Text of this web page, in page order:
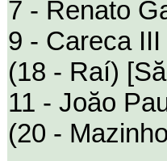
7 - Renato
9 - Careca
(18 - Raí)
11 - Joăo
(20 -